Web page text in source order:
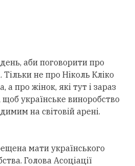
аби поговорити про
Тільки не про Ніколь Кліко
про жінок, які тут і зараз
українське виноробство
на світовій арені.
мати українського
Голова Асоціації